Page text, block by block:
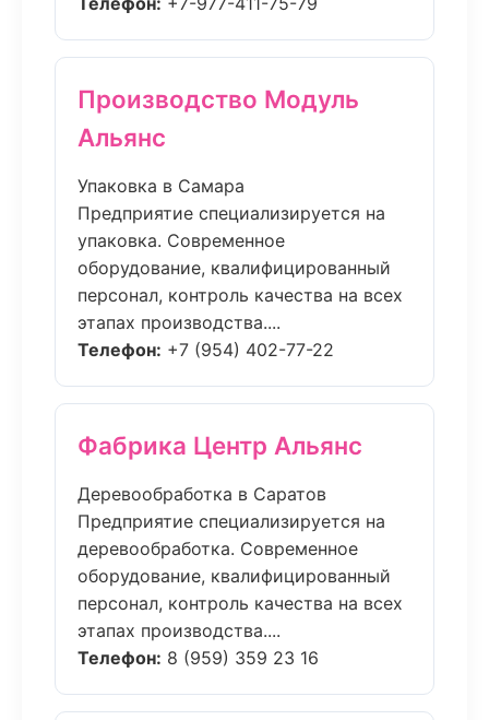
Производство Модуль
Альянс
Упаковка в Самара
Предприятие специализируется на
упаковка. Современное
оборудование, квалифицированный
персонал, контроль качества на всех
этапах производства....
Телефон: +7 (954) 402-77-22
Фабрика Центр Альянс
Деревообработка в Саратов
Предприятие специализируется на
деревообработка. Современное
оборудование, квалифицированный
персонал, контроль качества на всех
этапах производства....
Телефон: 8 (959) 359 23 16